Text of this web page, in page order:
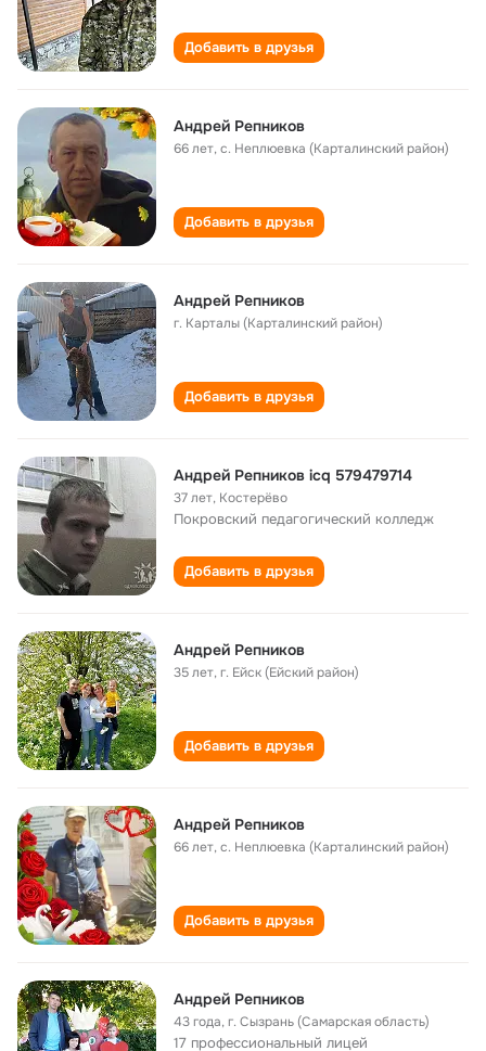
Добавить в друзья
Андрей Репников
66 лет,с. Неплюевка (Карталинский район)
Добавить в друзья
Андрей Репников
г. Карталы (Карталинский район)
Добавить в друзья
Андрей Репников icq 579479714
37 лет, Костерёво
Покровский педагогический колледж
Добавить в друзья
Андрей Репников
35 лет,г. Ейск (Ейский район)
Добавить в друзья
Андрей Репников
66 лет,с. Неплюевка (Карталинский район)
Добавить в друзья
Андрей Репников
43 года,г. Сызрань (Самарская область)
17 профессиональный лицей